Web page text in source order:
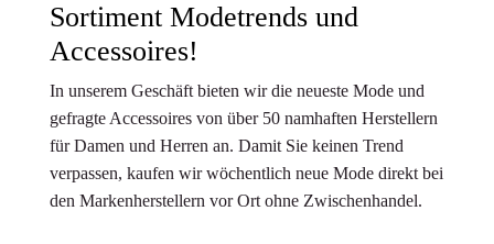
Sortiment Modetrends und
Accessoires!
In unserem Geschäft bieten wir die neueste Mode und
gefragte Accessoires von über 50 namhaften Herstellern
für Damen und Herren an. Damit Sie keinen Trend
verpassen, kaufen wir wöchentlich neue Mode direkt bei
den Markenherstellern vor Ort ohne Zwischenhandel.